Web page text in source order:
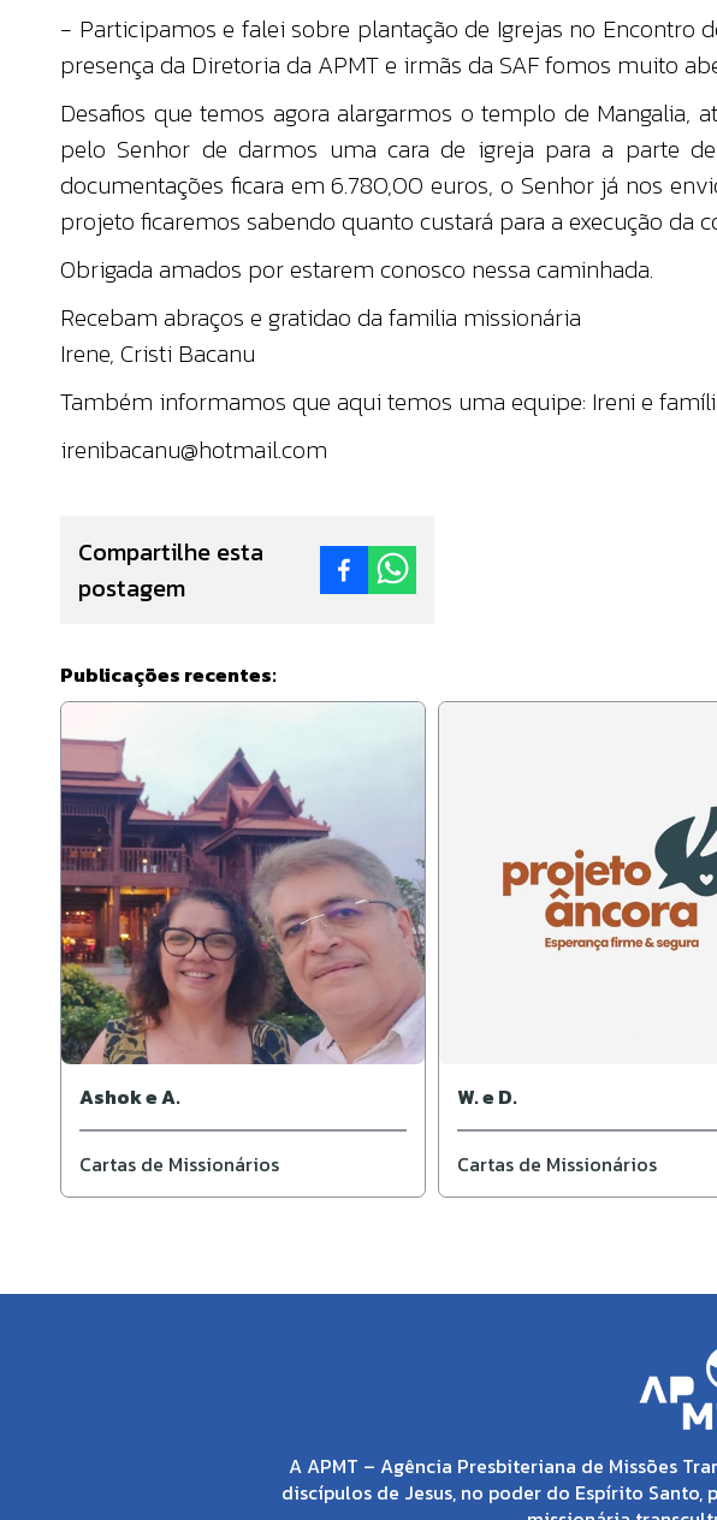
- Participamos e falei sobre plantação de Igrejas no Encontro
presença da Diretoria da APMT e irmãs da SAF fomos muito
Desafios que temos agora alargarmos o templo de Mangalia,
pelo Senhor de darmos uma cara de igreja para a parte
documentações ficara em 6.780,00 euros, o Senhor já nos
projeto ficaremos sabendo quanto custará para a execução da
Obrigada amados por estarem conosco nessa caminhada.
Recebam abraços e gratidao da familia missionária
Irene, Cristi Bacanu
Também informamos que aqui temos uma equipe: Ireni e
irenibacanu@hotmail.com
Compartilhe esta
postagem
Publicações recentes:
Ashok e A.
Cartas de Missionários
W. e D.
Cartas de Missionários
A APMT – Agência Presbiteriana de Missões
discípulos de Jesus, no poder do Espírito